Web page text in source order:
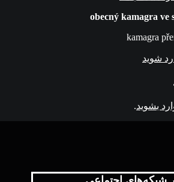
obecný kamagra ve
kamagra
شوید
بشوید.